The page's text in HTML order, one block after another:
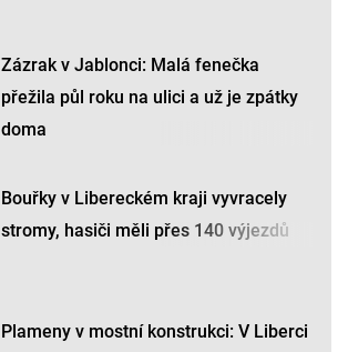
Zázrak v Jablonci: Malá fenečka
přežila půl roku na ulici a už je zpátky
doma
Bouřky v Libereckém kraji vyvracely
stromy, hasiči měli přes 140 výjezdů
Plameny v mostní konstrukci: V Liberci